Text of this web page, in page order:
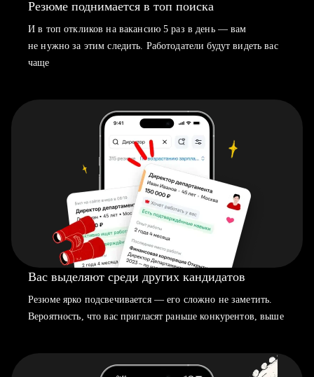
Резюме поднимается в топ поиска
И в топ откликов на вакансию 5 раз в день — вам
не нужно за этим следить. Работодатели будут видеть вас
чаще
Вас выделяют среди других кандидатов
Резюме ярко подсвечивается — его сложно не заметить.
Вероятность, что вас пригласят раньше конкурентов, выше